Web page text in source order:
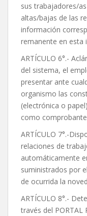
sus trabajadores/
altas/bajas de las
información
remanente en esta
ARTÍCULO 6°.-
del sistema, el
presentar ante
organismo las
(electrónica o
como
ARTÍCULO 7°.-
relaciones de
automáticamente
suministrados por
de ocurrida la
ARTÍCULO 8°.-
través del PORTAL